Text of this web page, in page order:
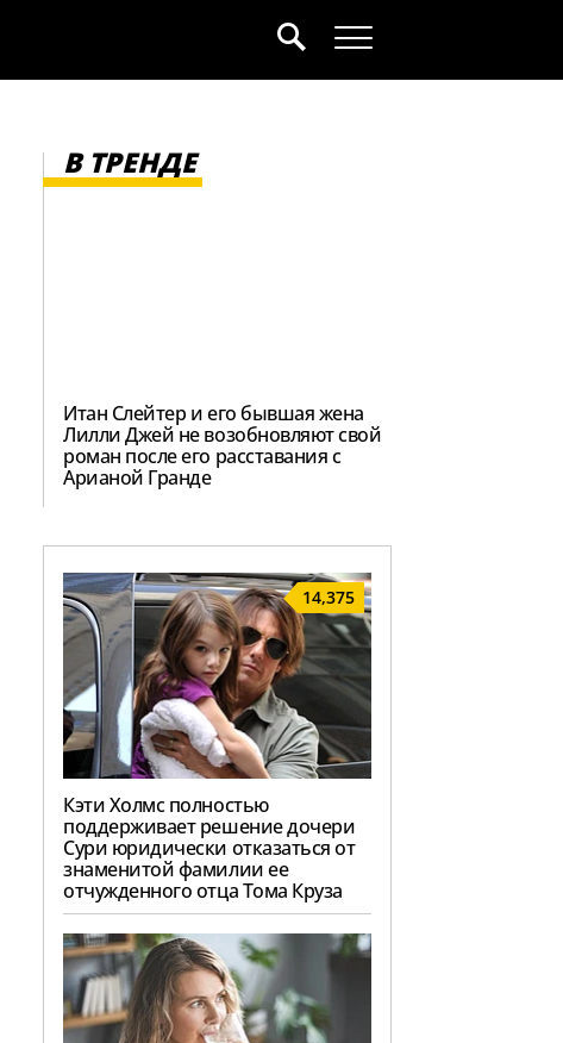
В ТРЕНДЕ
Итан Слейтер и его бывшая жена
Лилли Джей не возобновляют свой
роман после его расставания с
Арианой Гранде
14,375
Кэти Холмс полностью
поддерживает решение дочери
Сури юридически отказаться от
знаменитой фамилии ее
отчужденного отца Тома Круза